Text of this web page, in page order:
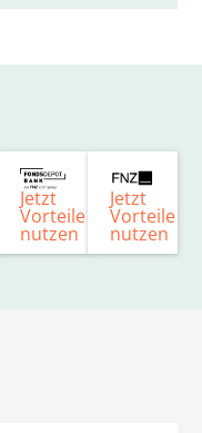
Jetzt
Vorteile
nutzen
Jetzt
Vorteile
nutzen